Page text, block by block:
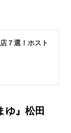
７選！ホスト
ゆ』松田